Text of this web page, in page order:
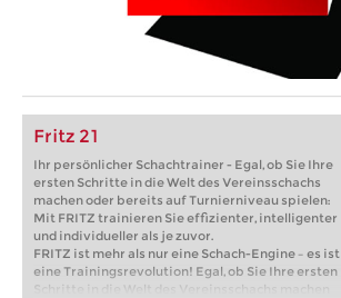
Fritz 21
Ihr persönlicher Schachtrainer - Egal, ob Sie Ihre
ersten Schritte in die Welt des Vereinsschachs
machen oder bereits auf Turnierniveau spielen:
Mit FRITZ trainieren Sie effizienter, intelligenter
und individueller als je zuvor.
FRITZ ist mehr als nur eine Schach-Engine – es ist
eine Trainingsrevolution! Egal, ob Sie Ihre ersten
Schritte in die Welt des Vereinsschachs machen